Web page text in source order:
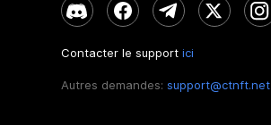
Contacter le support ici
Autres demandes: support@ctnft.net